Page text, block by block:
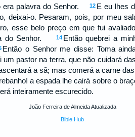
era palavra do Senhor.
12 E eu lhes
deixai-o. Pesaram, pois, por meu
esse belo preço em que fui
do Senhor.
14 Então quebrei a
Então o Senhor me disse: Toma
um pastor na terra, que não cuidará
a sã; mas comerá a carne
a espada lhe cairá sobre o
inteiramente escurecido.
João Ferreira de Almeida Atualizada
Bible Hub